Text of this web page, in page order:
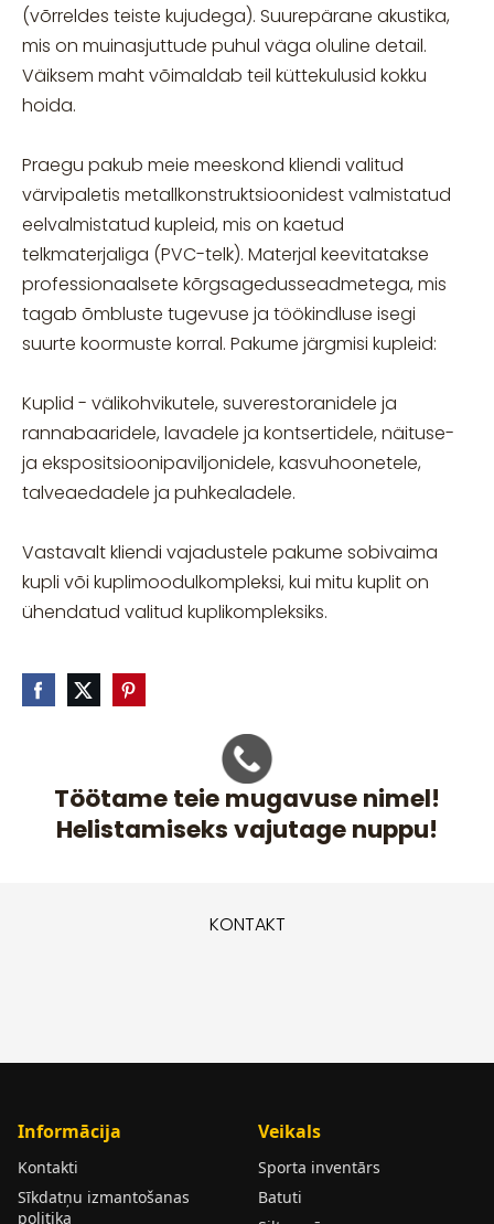
Töötame teie mugavuse nimel!
Helistamiseks vajutage nuppu!
(võrreldes teiste kujudega). Suurepärane akustika,
mis on muinasjuttude puhul väga oluline detail.
Väiksem maht võimaldab teil küttekulusid kokku
hoida.
Praegu pakub meie meeskond kliendi valitud
värvipaletis metallkonstruktsioonidest valmistatud
eelvalmistatud kupleid, mis on kaetud
telkmaterjaliga (PVC-telk). Materjal keevitatakse
professionaalsete kõrgsagedusseadmetega, mis
tagab õmbluste tugevuse ja töökindluse isegi
suurte koormuste korral. Pakume järgmisi kupleid:
Kuplid - välikohvikutele, suverestoranidele ja
rannabaaridele, lavadele ja kontsertidele, näituse-
ja ekspositsioonipaviljonidele, kasvuhoonetele,
talveaedadele ja puhkealadele.
Vastavalt kliendi vajadustele pakume sobivaima
kupli või kuplimoodulkompleksi, kui mitu kuplit on
ühendatud valitud kuplikompleksiks.
KONTAKT
Informācija
Kontakti
Sīkdatņu izmantošanas
politika
Veikals
Sporta inventārs
Batuti